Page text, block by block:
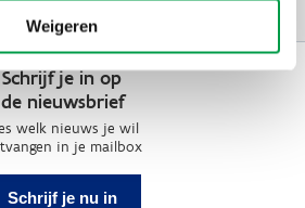
Weigeren
Schrijf je in op
de nieuwsbrief
welk nieuws je wil
in je mailbox
Schrijf je nu in